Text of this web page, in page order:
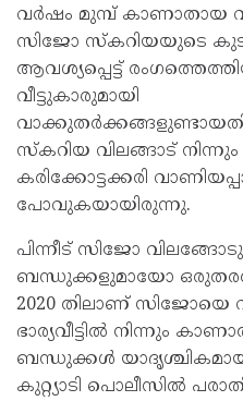
വർഷം മുമ്പ് കാണാതായ
സിജോ സ്കറിയയുടെ
ആവശ്യപ്പെട്ട്
വീട്ടുകാരുമായി
സ്കറിയ വിലങ്ങാട് നിന്നും
കരിക്കോട്ടക്കരി
പോവുകയായിരുന്നു.
പിന്നീട് സിജോ
ബന്ധുക്കളുമായോ
2020 തിലാണ് സിജോയെ
ഭാര്യവീട്ടിൽ നിന്നും
ബന്ധുക്കൾ
കുറ്റ്യാടി പൊലീസിൽ